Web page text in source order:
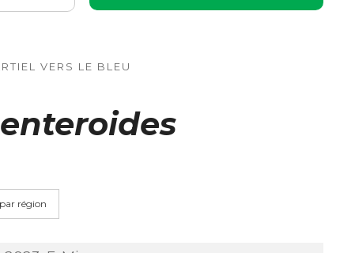
VERS LE BLEU
région